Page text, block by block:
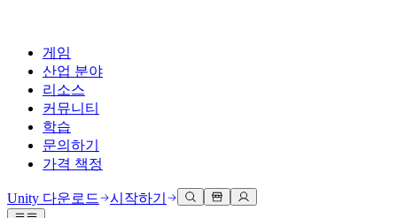
게임
산업 분야
리소스
커뮤니티
학습
문의하기
가격 책정
Unity 다운로드 시작하기